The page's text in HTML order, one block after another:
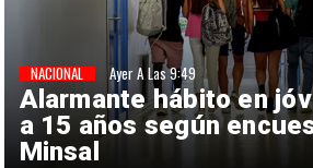
Alarmante hábito en
a 15 años según
Minsal
NACIONAL Ayer A Las 9:49